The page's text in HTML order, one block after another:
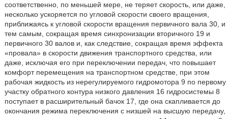
соответственно, по меньшей мере, не теряет скорость, или даже,
несколько ускоряется по угловой скорости своего вращения,
приближаясь к угловой скорости вращения первичного вала 30, и
тем самым, сокращая время синхронизации вторичного 19 и
первичного 30 валов и, как следствие, сокращая время эффекта
«провала» в скорости движения транспортного средства, или
даже, исключая его при переключении передач, что повышает
комфорт перемещения на транспортном средстве, при этом
рабочая жидкость из нерегулируемого гидромотора 9 по первому
участку обратного контура низкого давления 16 гидросистемы 8
поступает в расширительный бачок 17, где она скапливается до
окончания режима переключения с низшей на высшую передачу,